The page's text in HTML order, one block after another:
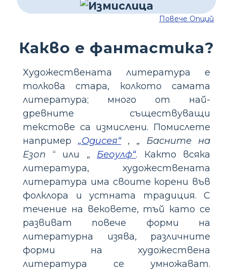
Повече Опций
Какво е фантастика?
Художествената литература е
толкова стара, колкото самата
литература; много от най-
древните съществуващи
текстове са измислени. Помислете
например „Одисея“, „ Басните на
Езоп “ или „ Беоулф“. Както всяка
литература, художествената
литература има своите корени във
фолклора и устната традиция. С
течение на вековете, тъй като се
развиват повече форми на
литературна изява, различните
форми на художествена
литература се умножават.